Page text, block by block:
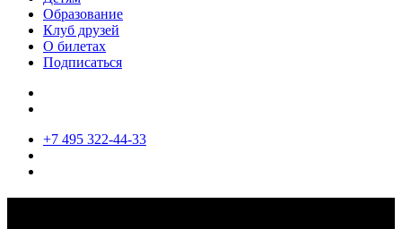
Образование
Клуб друзей
О билетах
Подписаться
+7 495 322-44-33